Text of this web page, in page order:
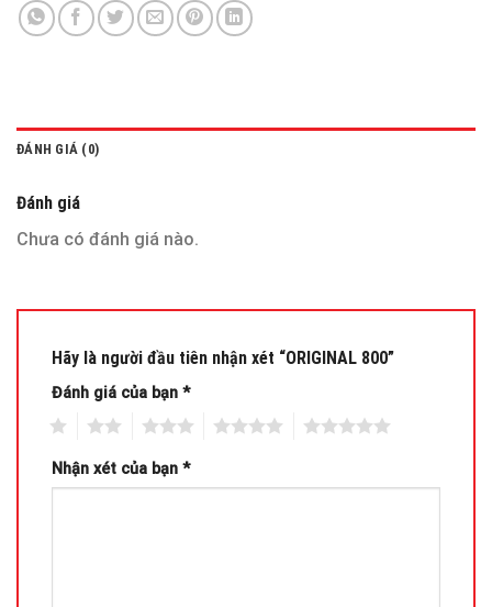
ĐÁNH GIÁ (0)
Đánh giá
Chưa có đánh giá nào.
Hãy là người đầu tiên nhận xét “ORIGINAL 800”
Đánh giá của bạn *
Nhận xét của bạn *